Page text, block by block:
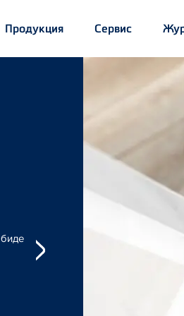
Main
Menü
Продукция Сервис